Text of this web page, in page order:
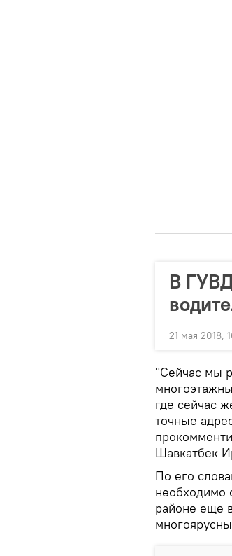
В
21 мая 2018,
"Сейчас мы
где сейчас
точные
Шавкатбек
По его
необходимо
районе еще